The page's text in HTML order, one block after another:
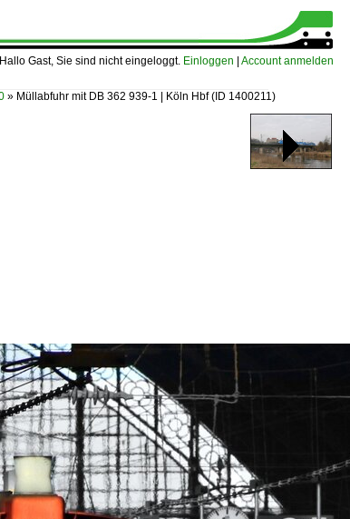
Hallo Gast, Sie sind nicht eingeloggt. Einloggen Account anmelden
» Müllabfuhr mit DB 362 939-1 | Köln Hbf(ID 1400211)